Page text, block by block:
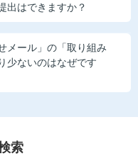
出はできますか？
メール」の「取り組み
少ないのはなぜです
索